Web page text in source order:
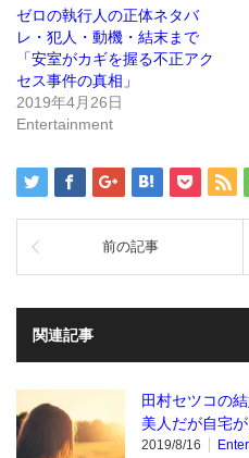
ま
す)
ウ
ィ
ン
ド
ウ
で
開
き
ま
す)
ゼロの執行人の正体ネタバ
レ・犯人・動機・結末まで
「安室がカギを握る不正アク
セス事件の真相」
2019年4月26日
Entertainment
前の記事
関連記事
田村セツコの
美人だが自宅
2019/8/16